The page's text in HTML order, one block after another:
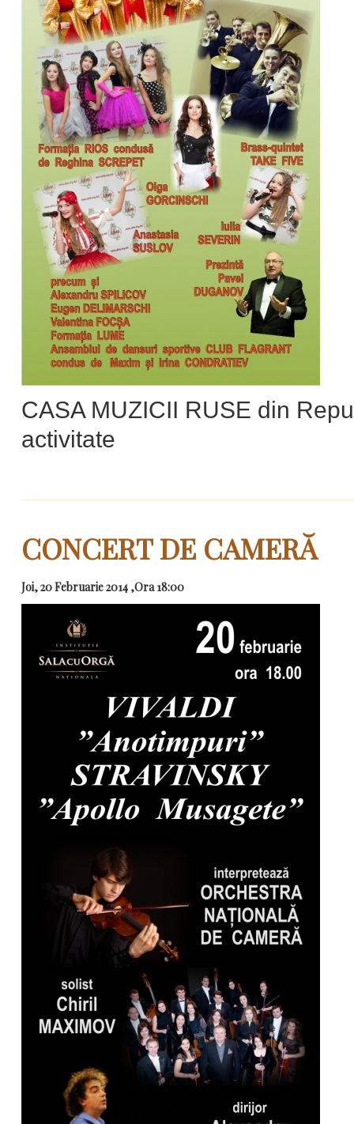
CASA MUZICII RUSE din
activitate
CONCERT DE CAMERĂ
Joi, 20 Februarie 2014 ,Ora 18:00